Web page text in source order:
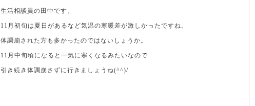
生活相談員の田中です。
11月初旬は夏日があるなど気温の寒暖差が激しかったですね。
体調崩された方も多かったのではないしょうか。
11月中旬頃になると一気に寒くなるみたいなので
引き続き体調崩さずに行きましょうね(^^)/